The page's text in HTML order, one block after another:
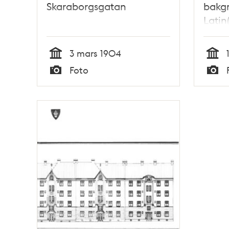
Skaraborgsgatan
Tid
3 mars 1904
Typ
Foto Tid
Typ